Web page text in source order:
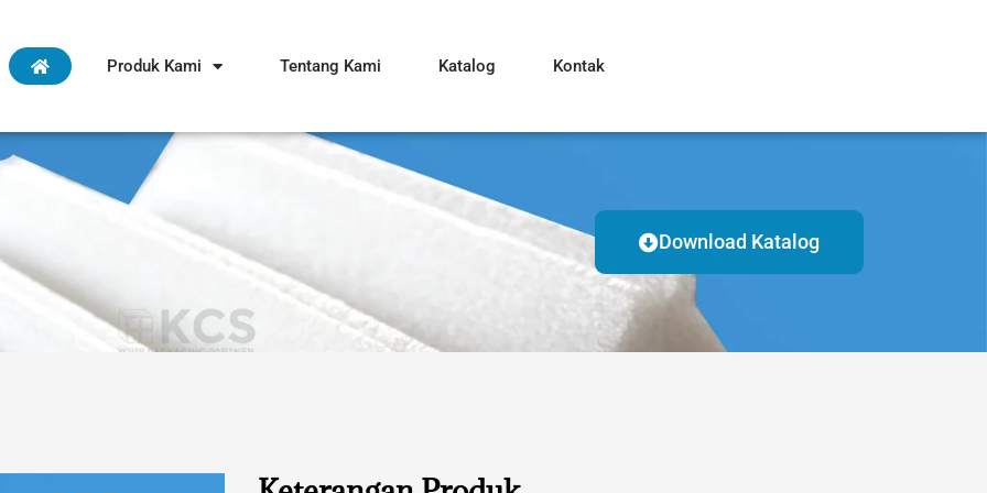
Produk Kami Tentang Kami Katalog Kontak
Download Katalog